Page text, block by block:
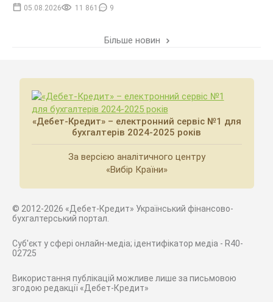
05.08.2026 11 861 9
Більше новин
«Дебет-Кредит» – електронний сервіс №1 для
бухгалтерів 2024-2025 років
За версією аналітичного центру
«Вибір Країни»
© 2012-2026 «Дебет-Кредит» Український фінансово-
бухгалтерський портал.
Суб'єкт у сфері онлайн-медіа; ідентифікатор медіа - R40-
02725
Використання публікацій можливе лише за письмовою
згодою редакції «Дебет-Кредит»